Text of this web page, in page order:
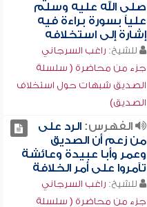
صلى الله عليه وسلم
علياً بسورة براءة فيه
إشارة إلى استخلافه
للشيخ: راغب السرجاني
جزء من محاضرة ( سلسلة
الصديق شبهات حول استخلاف
الصديق)
الفهرس:الرد على
من زعم أن الصديق
وعمر وأبا عبيدة وعائشة
تآمروا على أمر الخلافة
للشيخ: راغب السرجاني
جزء من محاضرة ( سلسلة